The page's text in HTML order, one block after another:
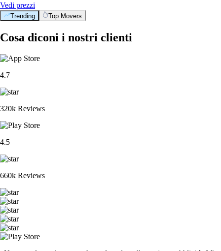
Vedi prezzi
Trending Top Movers
Cosa diconi i nostri clienti
4.7
320k Reviews
4.5
660k Reviews